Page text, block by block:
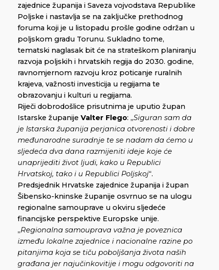
zajednice županija i Saveza vojvodstava Republike
Poljske i nastavlja se na zaključke prethodnog
foruma koji je u listopadu prošle godine održan u
poljskom gradu Torunu. Sukladno tome,
tematski naglasak bit će na strateškom planiranju
razvoja poljskih i hrvatskih regija do 2030. godine,
ravnomjernom razvoju kroz poticanje ruralnih
krajeva, važnosti investicija u regijama te
obrazovanju i kulturi u regijama.
Riječi dobrodošlice prisutnima je uputio župan
Istarske županije Valter Flego: „Siguran sam da
je Istarska županija perjanica otvorenosti i dobre
međunarodne suradnje te se nadam da ćemo u
sljedeća dva dana razmijeniti ideje koje će
unaprijediti život ljudi, kako u Republici
Hrvatskoj, tako i u Republici Poljskoj“.
Predsjednik Hrvatske zajednice županija i župan
Šibensko-kninske županije osvrnuo se na ulogu
regionalne samouprave u okviru sljedeće
financijske perspektive Europske unije.
„Regionalna samouprava važna je poveznica
između lokalne zajednice i nacionalne razine po
pitanjima koja se tiču poboljšanja života naših
građana jer najučinkovitije i mogu odgovoriti na